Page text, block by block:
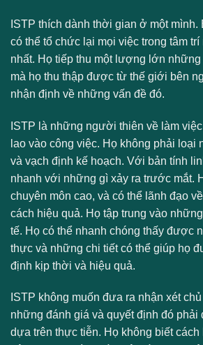
ISTP thích dành thời gian ở một
có thể tổ chức lại mọi việc trong tâm trí
nhất. Họ tiếp thu một lượng lớn
mà họ thu thập được từ thế giới bên
nhận định về những vấn đề đó.
ISTP là những người thiên về làm
lao vào công việc. Họ không phải
và vạch định kế hoạch. Với bản tính
nhanh với những gì xảy ra trước mắt.
chuyên môn cao, và có thể lãnh đạo
cách hiệu quả. Họ tập trung vào
tế. Họ có thể nhanh chóng thấy được
thực và những chi tiết có thể giúp họ
định kịp thời và hiệu quả.
ISTP không muốn đưa ra nhận xét
những đánh giá và quyết định đó
dựa trên thực tiễn. Họ không biết cách